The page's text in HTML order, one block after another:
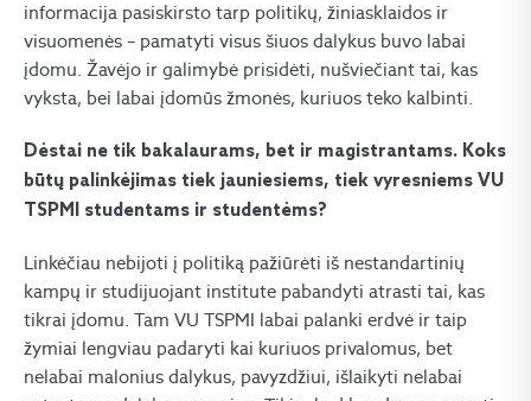
informacija pasiskirsto tarp politikų, žiniasklaidos ir
visuomenės – pamatyti visus šiuos dalykus buvo labai
įdomu. Žavėjo ir galimybė prisidėti, nušviečiant tai, kas
vyksta, bei labai įdomūs žmonės, kuriuos teko kalbinti.
Dėstai ne tik bakalaurams, bet ir magistrantams. Koks
būtų palinkėjimas tiek jauniesiems, tiek vyresniems VU
TSPMI studentams ir studentėms?
Linkėčiau nebijoti į politiką pažiūrėti iš nestandartinių
kampų ir studijuojant institute pabandyti atrasti tai, kas
tikrai įdomu. Tam VU TSPMI labai palanki erdvė ir taip
žymiai lengviau padaryti kai kuriuos privalomus, bet
nelabai malonius dalykus, pavyzdžiui, išlaikyti nelabai